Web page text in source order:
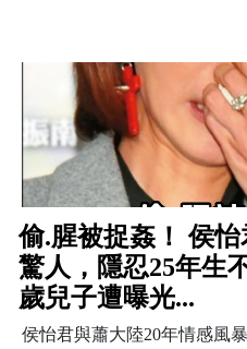
偷.腥被捉姦！ 侯
驚人，隱忍25年生
歲兒子遭曝光...
侯怡君與蕭大陸20年情感風